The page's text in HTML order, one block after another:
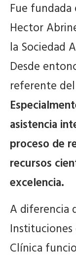
Fue fundada
Hector
la Sociedad
Desde
referente
asistencia
proceso de
recursos
excelencia.
A diferencia
Clínica